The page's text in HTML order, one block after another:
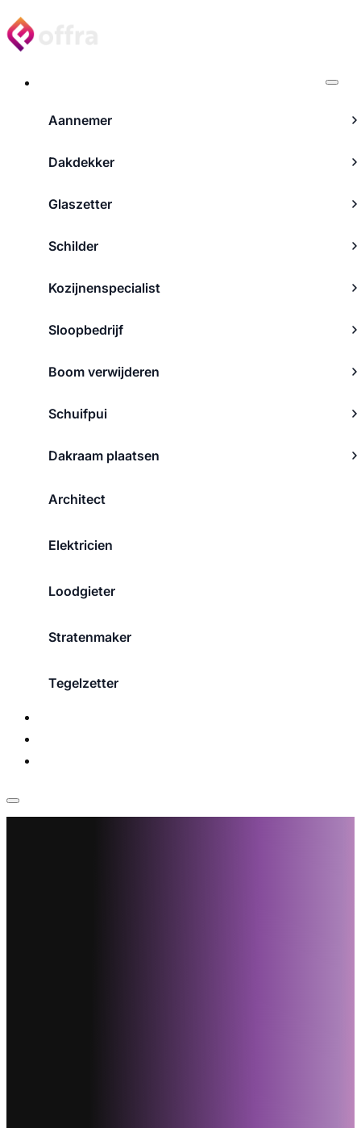
Aannemer
Dakdekker
Glaszetter
Schilder
Kozijnenspecialist
Sloopbedrijf
Boom verwijderen
Schuifpui
Dakraam plaatsen
Architect
Elektricien
Loodgieter
Stratenmaker
Tegelzetter